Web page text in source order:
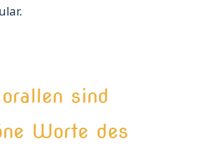
.
sind
Worte des